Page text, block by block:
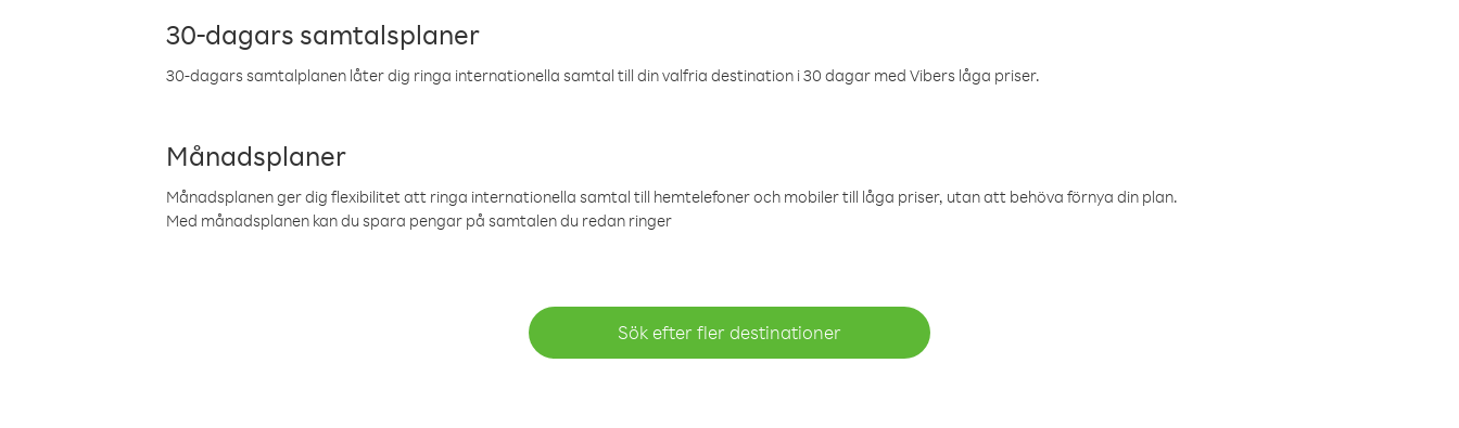
30-dagars samtalsplaner
30-dagars samtalplanen låter dig ringa internationella samtal till din valfria destination i 30 dagar med Vibers låga priser.
Månadsplaner
Månadsplanen ger dig flexibilitet att ringa internationella samtal till hemtelefoner och mobiler till låga priser, utan att behöva förnya din plan.
Med månadsplanen kan du spara pengar på samtalen du redan ringer
Sök efter fler destinationer